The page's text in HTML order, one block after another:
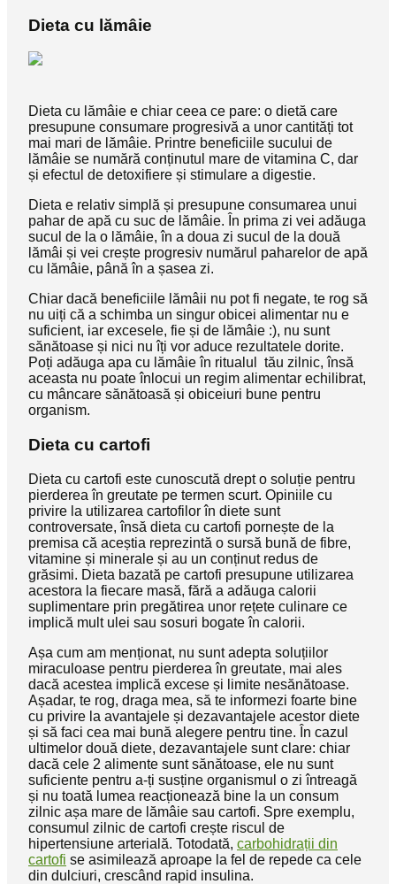
Dieta cu lămâie
Dieta cu lămâie e chiar ceea ce pare: o dietă care
presupune consumare progresivă a unor cantități tot
mai mari de lămâie. Printre beneficiile sucului de
lămâie se numără conținutul mare de vitamina C, dar
și efectul de detoxifiere și stimulare a digestie.
Dieta e relativ simplă și presupune consumarea unui
pahar de apă cu suc de lămâie. În prima zi vei adăuga
sucul de la o lămâie, în a doua zi sucul de la două
lămâi și vei crește progresiv numărul paharelor de apă
cu lămâie, până în a șasea zi.
Chiar dacă beneficiile lămâii nu pot fi negate, te rog să
nu uiți că a schimba un singur obicei alimentar nu e
suficient, iar excesele, fie și de lămâie :), nu sunt
sănătoase și nici nu îți vor aduce rezultatele dorite.
Poți adăuga apa cu lămâie în ritualul tău zilnic, însă
aceasta nu poate înlocui un regim alimentar echilibrat,
cu mâncare sănătoasă și obiceiuri bune pentru
organism.
Dieta cu cartofi
Dieta cu cartofi este cunoscută drept o soluție pentru
pierderea în greutate pe termen scurt. Opiniile cu
privire la utilizarea cartofilor în diete sunt
controversate, însă dieta cu cartofi pornește de la
premisa că aceștia reprezintă o sursă bună de fibre,
vitamine și minerale și au un conținut redus de
grăsimi. Dieta bazată pe cartofi presupune utilizarea
acestora la fiecare masă, fără a adăuga calorii
suplimentare prin pregătirea unor rețete culinare ce
implică mult ulei sau sosuri bogate în calorii.
Așa cum am menționat, nu sunt adepta soluțiilor
miraculoase pentru pierderea în greutate, mai ales
dacă acestea implică excese și limite nesănătoase.
Așadar, te rog, draga mea, să te informezi foarte bine
cu privire la avantajele și dezavantajele acestor diete
și să faci cea mai bună alegere pentru tine. În cazul
ultimelor două diete, dezavantajele sunt clare: chiar
dacă cele 2 alimente sunt sănătoase, ele nu sunt
suficiente pentru a-ți susține organismul o zi întreagă
și nu toată lumea reacționează bine la un consum
zilnic așa mare de lămâie sau cartofi. Spre exemplu,
consumul zilnic de cartofi crește riscul de
hipertensiune arterială. Totodată, carbohidrații din
cartofi se asimilează aproape la fel de repede ca cele
din dulciuri, crescând rapid insulina.